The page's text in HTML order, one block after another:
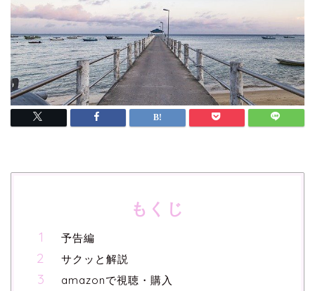
もくじ
予告編
サクッと解説
amazonで視聴・購入